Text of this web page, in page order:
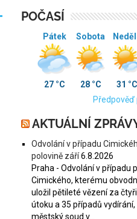
POČASÍ
Pátek
27 °C
Sobota
28 °C 31 °C
Předpověď
AKTUÁLNÍ
Odvolání v případu
polovině září6.8.2026
Praha - Odvolání v případu
Cimického, kterému
uložil pětileté vězení za
útoku a 35 případů
městský soud v...